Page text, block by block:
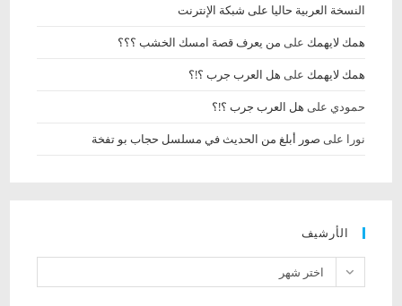
النسخة العربية حاليا على شبكة الإنترنت
همك لايهمك على من يعرف قصة امسك الخشب‏ ؟؟؟
همك لايهمك على هل العرب جرب ؟!؟
حمودي على هل العرب جرب ؟!؟
نورا على صور أبلغ من الحديث في مسلسل حجاب بو تفخة
الأرشيف
الأرشيفاختر شهر